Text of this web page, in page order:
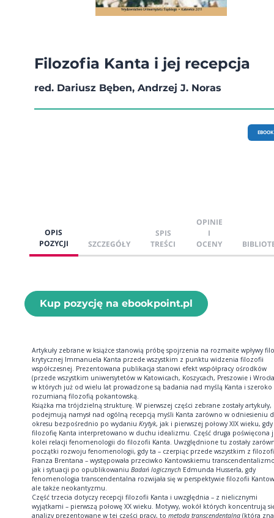
Filozofia Kanta i jej recepcja
red. Dariusz Bęben, Andrzej J. Noras
EBOOK
OPIS
POZYCJI
SZCZEGÓŁY
SPIS
TREŚCI
OPINIE
I
OCENY
Kup pozycję na ebookpoint.pl
Artykuły zebrane w książce stanowią próbę spojrzenia na rozmaite wpływy
krytycznej Immanuela Kanta przede wszystkim z punktu widzenia filozofii
współczesnej. Prezentowana publikacja stanowi efekt współpracy ośrodków
(przede wszystkim uniwersytetów w Katowicach, Koszycach, Preszowie i
w których już od wielu lat prowadzone są badania nad myślą Kanta i szeroko
rozumianą filozofią pokantowską.
Książka ma trójdzielną strukturę. W pierwszej części zebrane zostały
podejmują namysł nad ogólną recepcją myśli Kanta zarówno w odniesieniu
okresu bezpośrednio po wydaniu Krytyk, jak i pierwszej połowy XIX wieku, gdy
filozofię Kanta interpretowano w duchu idealizmu. Część druga poświęcona
kolei relacji fenomenologii do filozofii Kanta. Uwzględnione tu zostały
początki rozwoju fenomenologii, gdy ta – czerpiąc przede wszystkim z
Franza Brentana – występowała przeciwko Kantowskiemu
jak i sytuacji po opublikowaniu Badań logicznych Edmunda Husserla, gdy
fenomenologia transcendentalna rozwijała się w perspektywie filozofii
ale także neokantyzmu.
Część trzecia dotyczy recepcji filozofii Kanta i uwzględnia – z nielicznymi
wyjątkami – pierwszą połowę XX wieku. Motywy, wokół których koncentrują
analizy prezentowane w tej części pracy, to metoda transcendentalna (która